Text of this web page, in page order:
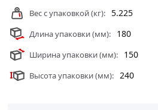
Вес с упаковкой (кг): 5.225
Длина упаковки (мм): 180
Ширина упаковки (мм): 150
Высота упаковки (мм): 240